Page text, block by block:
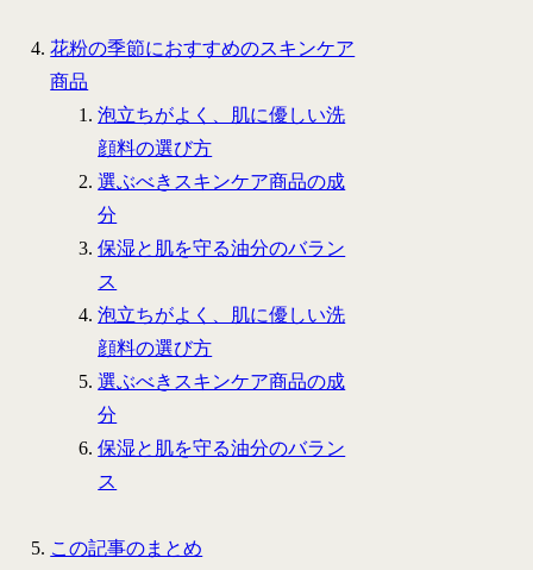
花粉の季節におすすめのスキンケア
商品
泡立ちがよく、肌に優しい洗
顔料の選び方
選ぶべきスキンケア商品の成
分
保湿と肌を守る油分のバラン
ス
泡立ちがよく、肌に優しい洗
顔料の選び方
選ぶべきスキンケア商品の成
分
保湿と肌を守る油分のバラン
ス
この記事のまとめ